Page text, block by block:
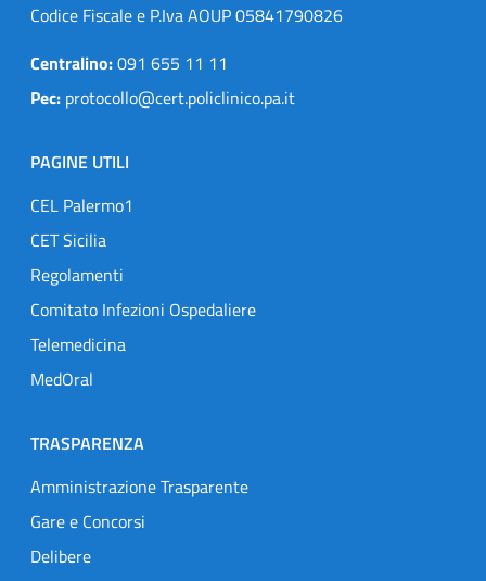
Codice Fiscale e P.Iva AOUP 05841790826
Centralino:091 655 11 11
Pec: protocollo@cert.policlinico.pa.it
PAGINE UTILI
CEL Palermo1
CET Sicilia
Regolamenti
Comitato Infezioni Ospedaliere
Telemedicina
MedOral
TRASPARENZA
Amministrazione Trasparente
Gare e Concorsi
Delibere